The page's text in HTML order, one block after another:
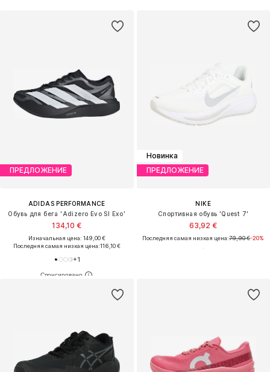
ПРЕДЛОЖЕНИЕ
ADIDAS PERFORMANCE
Обувь для бега 'Adizero Evo Sl Exo'
134,10 €
Изначальная цена: 149,00 €
Последняя самая низкая цена:116,10 €
+1
Новинка
ПРЕДЛОЖЕНИЕ
NIKE
Спортивная обувь 'Quest 7'
63,92 €
Последняя самая низкая цена:79,90 €-20%